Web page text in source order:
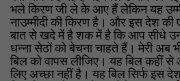
भले किरण जी ले के आए हैं लेकिन यह
नाउम्मीदी की किरण है। और इस देश
बात से खदे में है शक में है कि आप सीधे
धन्ना सेठों को बेचना चाहते हैं। मेरी
बिल को वापस लीजिए। यह बिल कहीं
लिए अच्छा नहीं है। यह बिल सिर्फ इस